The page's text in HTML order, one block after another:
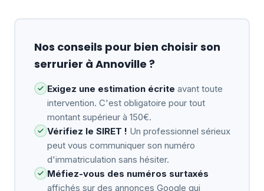
Nos conseils pour bien choisir son
serrurier à Annoville ?
Exigez une estimation écrite avant toute
intervention. C'est obligatoire pour tout
montant supérieur à 150€.
Vérifiez le SIRET ! Un professionnel sérieux
peut vous communiquer son numéro
d'immatriculation sans hésiter.
Méfiez-vous des numéros surtaxés
affichés sur des annonces Google qui